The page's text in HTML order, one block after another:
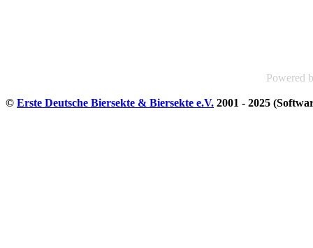
Powered
© Erste Deutsche Biersekte & Biersekte e.V. 2001 - 2025